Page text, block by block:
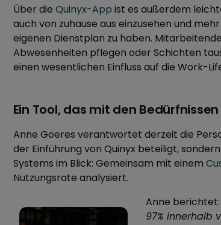
Über die Quinyx-App ist es außerdem
auch von zuhause aus einzusehen und
eigenen Dienstplan zu haben.
Abwesenheiten pflegen oder Schichten
einen wesentlichen Einfluss auf die Work-
Ein Tool, das mit den
Anne Goeres verantwortet derzeit die
der Einführung von Quinyx beteiligt,
Systems im Blick: Gemeinsam mit einem
Nutzungsrate analysiert.
Anne
97% innerhalb